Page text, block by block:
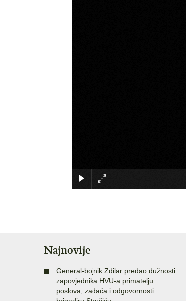
Najnovije
General-bojnik Zdilar predao dužnosti
zapovjednika HVU-a primatelju
poslova, zadaća i odgovornosti